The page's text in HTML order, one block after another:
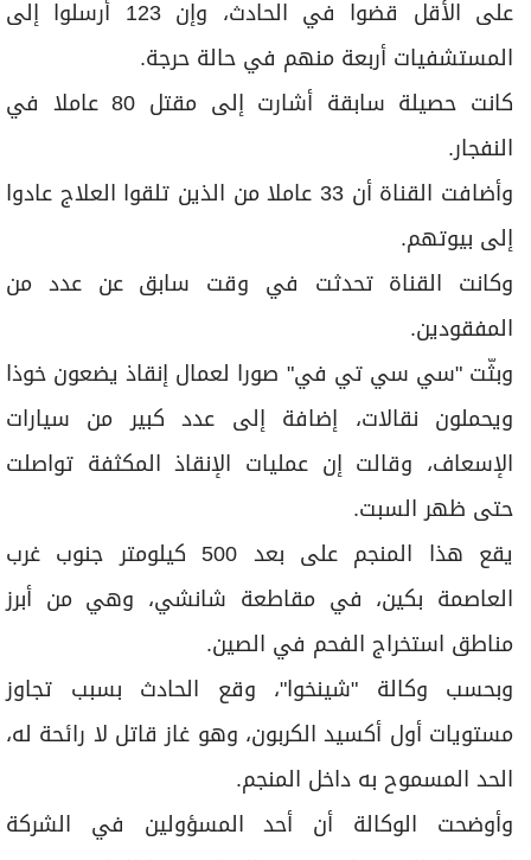
على الأقل قضوا في الحادث، وإن 123 أُرسلوا إلى
المستشفيات أربعة منهم في حالة حرجة.
كانت حصيلة سابقة أشارت إلى مقتل 80 عاملا في
النفجار.
وأضافت القناة أن 33 عاملا من الذين تلقوا العلاج عادوا
إلى بيوتهم.
وكانت القناة تحدثت في وقت سابق عن عدد من
المفقودين.
وبثّت "سي سي تي في" صورا لعمال إنقاذ يضعون خوذا
ويحملون نقالات، إضافة إلى عدد كبير من سيارات
الإسعاف، وقالت إن عمليات الإنقاذ المكثفة تواصلت
حتى ظهر السبت.
يقع هذا المنجم على بعد 500 كيلومتر جنوب غرب
العاصمة بكين، في مقاطعة شانشي، وهي من أبرز
مناطق استخراج الفحم في الصين.
وبحسب وكالة "شينخوا"، وقع الحادث بسبب تجاوز
مستويات أول أكسيد الكربون، وهو غاز قاتل لا رائحة له،
الحد المسموح به داخل المنجم.
وأوضحت الوكالة أن أحد المسؤولين في الشركة